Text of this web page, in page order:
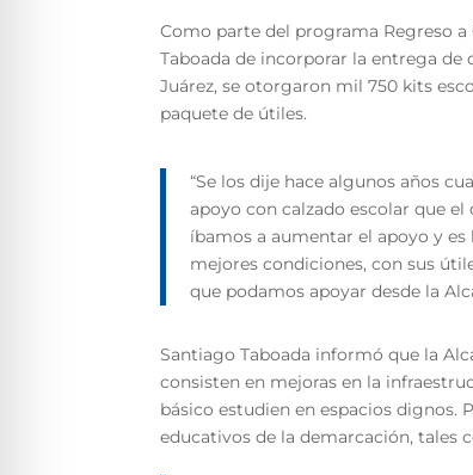
Como parte del programa Regreso
Taboada de incorporar la entrega
Juárez, se otorgaron mil 750 kits
paquete de útiles.
“Se los dije hace algunos años
apoyo con calzado escolar que
íbamos a aumentar el apoyo y
mejores condiciones, con sus
que podamos apoyar desde la
Santiago Taboada informó que la
consisten en mejoras en la
básico estudien en espacios dignos.
educativos de la demarcación, tales